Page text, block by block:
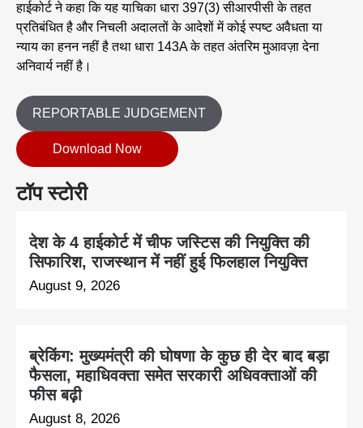
टॉप स्टोरी
देश के 4 हाईकोर्ट में चीफ जस्टिस की नियुक्ति की
सिफारिश, राजस्थान में नहीं हुई फिलहाल नियुक्ति
August 9, 2026
ब्रेकिंग: मुख्यमंत्री की घोषणा के कुछ ही देर बाद बड़ा
फैसला, महाधिवक्ता समेत सरकारी अधिवक्ताओं की
फीस बढ़ी
August 8, 2026
हाईकोर्ट ने कहा कि यह याचिका धारा 397(3) सीआरपीसी के तहत
प्रतिबंधित है और निचली अदालतों के आदेशों में कोई स्पष्ट अवैधता या
न्याय का हनन नहीं है तथा धारा 143A के तहत अंतरिम मुआवज़ा देना
अनिवार्य नहीं है।
REPORTABLE JUDGEMENT
Download Now